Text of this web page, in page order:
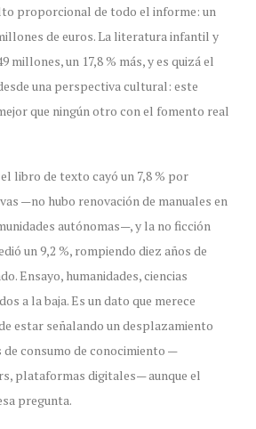
proporcional de todo el informe: un
de euros. La literatura infantil y
millones, un 17,8 % más, y es quizá el
una perspectiva cultural: este
que ningún otro con el fomento real
libro de texto cayó un 7,8 % por
—no hubo renovación de manuales en
autónomas—, y la no ficción
un 9,2 %, rompiendo diez años de
Ensayo, humanidades, ciencias
a la baja. Es un dato que merece
estar señalando un desplazamiento
consumo de conocimiento —
plataformas digitales— aunque el
pregunta.